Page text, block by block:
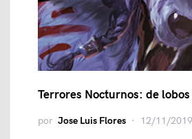
Terrores Nocturnos: de
por Jose Luis Flores 12/11/2019